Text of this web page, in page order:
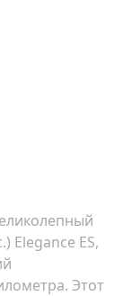
Elegance ES,
Этот